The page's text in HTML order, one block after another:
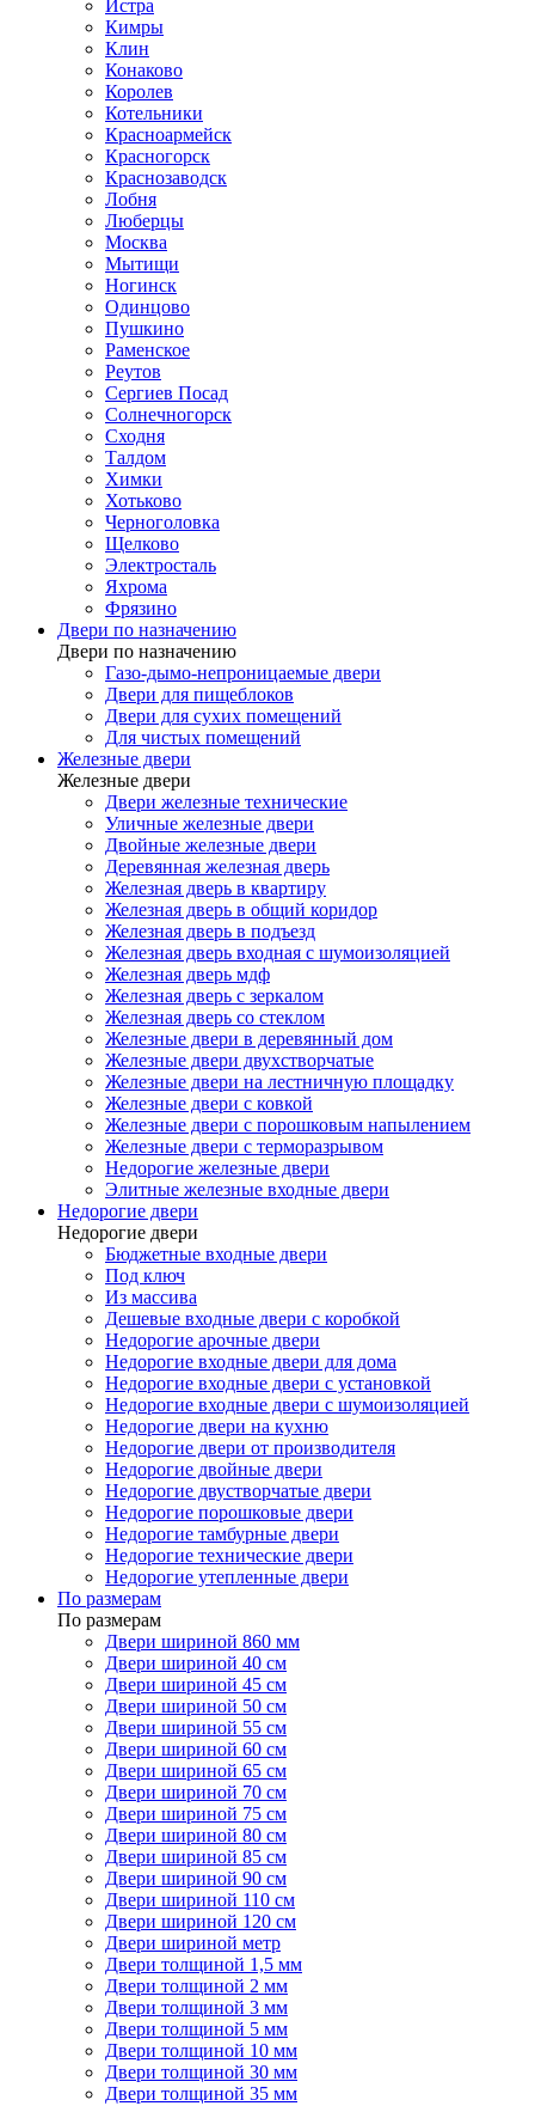
Истра
Кимры
Клин
Конаково
Королев
Котельники
Красноармейск
Красногорск
Краснозаводск
Лобня
Люберцы
Москва
Мытищи
Ногинск
Одинцово
Пушкино
Раменское
Реутов
Сергиев Посад
Солнечногорск
Сходня
Талдом
Химки
Хотьково
Черноголовка
Щелково
Электросталь
Яхрома
Фрязино
Двери по назначению
Двери по назначению
Газо-дымо-непроницаемые двери
Двери для пищеблоков
Двери для сухих помещений
Для чистых помещений
Железные двери
Железные двери
Двери железные технические
Уличные железные двери
Двойные железные двери
Деревянная железная дверь
Железная дверь в квартиру
Железная дверь в общий коридор
Железная дверь в подъезд
Железная дверь входная с шумоизоляцией
Железная дверь мдф
Железная дверь с зеркалом
Железная дверь со стеклом
Железные двери в деревянный дом
Железные двери двухстворчатые
Железные двери на лестничную площадку
Железные двери с ковкой
Железные двери с порошковым напылением
Железные двери с терморазрывом
Недорогие железные двери
Элитные железные входные двери
Недорогие двери
Недорогие двери
Бюджетные входные двери
Под ключ
Из массива
Дешевые входные двери с коробкой
Недорогие арочные двери
Недорогие входные двери для дома
Недорогие входные двери с установкой
Недорогие входные двери с шумоизоляцией
Недорогие двери на кухню
Недорогие двери от производителя
Недорогие двойные двери
Недорогие двустворчатые двери
Недорогие порошковые двери
Недорогие тамбурные двери
Недорогие технические двери
Недорогие утепленные двери
По размерам
По размерам
Двери шириной 860 мм
Двери шириной 40 см
Двери шириной 45 см
Двери шириной 50 см
Двери шириной 55 см
Двери шириной 60 см
Двери шириной 65 см
Двери шириной 70 см
Двери шириной 75 см
Двери шириной 80 см
Двери шириной 85 см
Двери шириной 90 см
Двери шириной 110 см
Двери шириной 120 см
Двери шириной метр
Двери толщиной 1,5 мм
Двери толщиной 2 мм
Двери толщиной 3 мм
Двери толщиной 5 мм
Двери толщиной 10 мм
Двери толщиной 30 мм
Двери толщиной 35 мм